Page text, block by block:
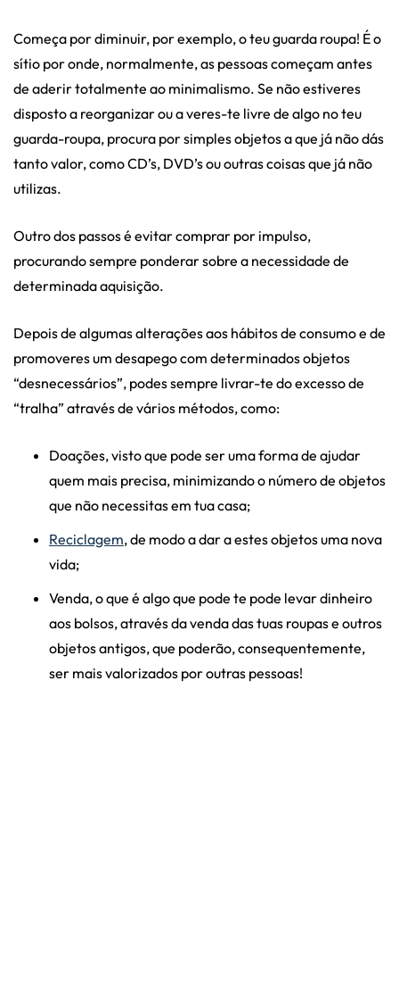
Começa por diminuir, por exemplo, o teu guarda roupa! É o
sítio por onde, normalmente, as pessoas começam antes
de aderir totalmente ao minimalismo. Se não estiveres
disposto a reorganizar ou a veres-te livre de algo no teu
guarda-roupa, procura por simples objetos a que já não dás
tanto valor, como CD’s, DVD’s ou outras coisas que já não
utilizas.
Outro dos passos é evitar comprar por impulso,
procurando sempre ponderar sobre a necessidade de
determinada aquisição.
Depois de algumas alterações aos hábitos de consumo e de
promoveres um desapego com determinados objetos
“desnecessários”, podes sempre livrar-te do excesso de
“tralha” através de vários métodos, como:
Doações, visto que pode ser uma forma de ajudar
quem mais precisa, minimizando o número de objetos
que não necessitas em tua casa;
Reciclagem, de modo a dar a estes objetos uma nova
vida;
Venda, o que é algo que pode te pode levar dinheiro
aos bolsos, através da venda das tuas roupas e outros
objetos antigos, que poderão, consequentemente,
ser mais valorizados por outras pessoas!